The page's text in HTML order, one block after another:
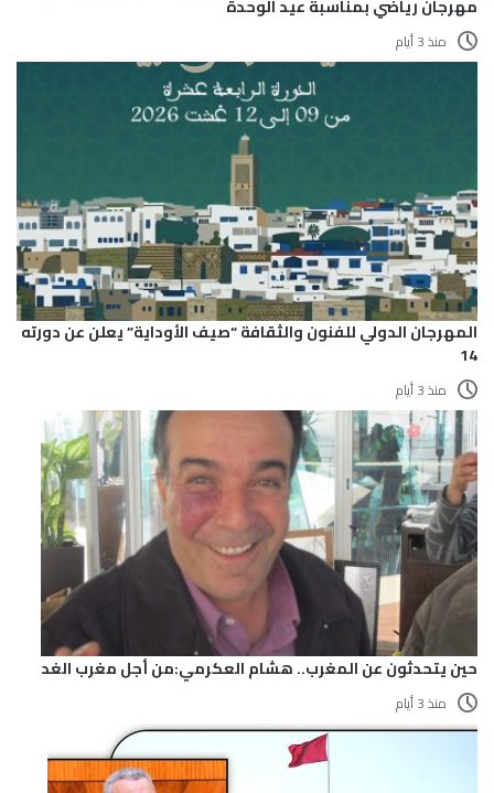
مهرجان رياضي بمناسبة عيد الوحدة
منذ 3 أيام
المهرجان الدولي للفنون والثقافة “صيف الأوداية” يعلن عن دورته
14
منذ 3 أيام
حين يتحدثون عن المغرب.. هشام العكرمي:من أجل مغرب الغد
منذ 3 أيام